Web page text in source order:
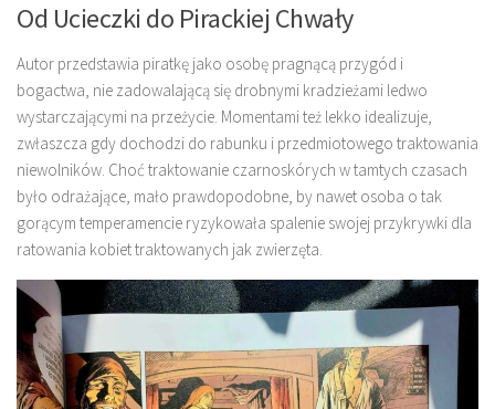
Od Ucieczki do Pirackiej Chwały
Autor przedstawia piratkę jako osobę pragnącą przygód i
bogactwa, nie zadowalającą się drobnymi kradzieżami ledwo
wystarczającymi na przeżycie. Momentami też lekko idealizuje,
zwłaszcza gdy dochodzi do rabunku i przedmiotowego traktowania
niewolników. Choć traktowanie czarnoskórych w tamtych czasach
było odrażające, mało prawdopodobne, by nawet osoba o tak
gorącym temperamencie ryzykowała spalenie swojej przykrywki dla
ratowania kobiet traktowanych jak zwierzęta.